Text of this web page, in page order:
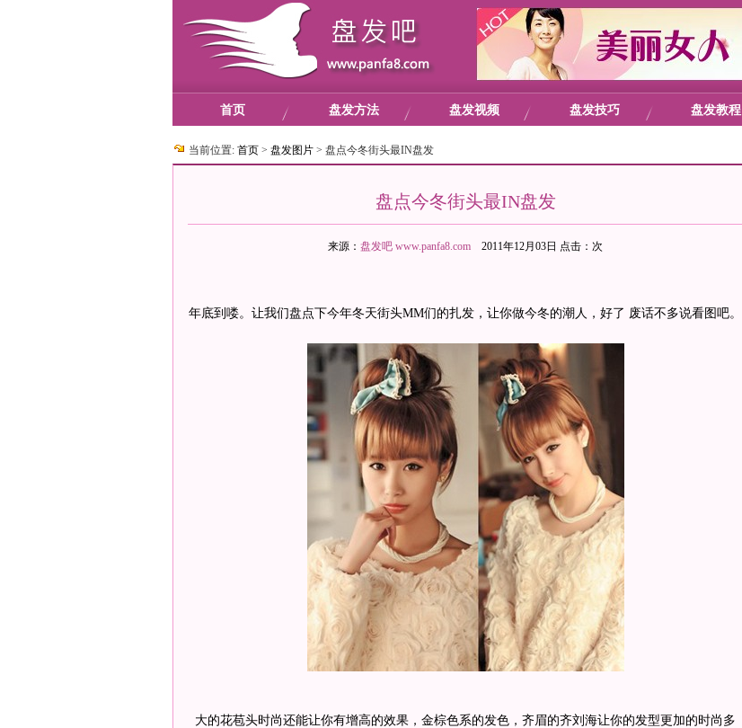
首页 盘发方法 盘发视频 盘发技巧 盘发教程
当前位置: 首页 > 盘发图片 > 盘点今冬街头最IN盘发
盘点今冬街头最IN盘发
来源： 盘发吧 www.panfa8.com 2011年12月03日 点击： 次
年底到喽。让我们盘点下今年冬天街头MM们的扎发，让你做今冬的潮人，好了 废话不多说看图吧。
大的花苞头时尚还能让你有增高的效果，金棕色系的发色，齐眉的齐刘海让你的发型更加的时尚多